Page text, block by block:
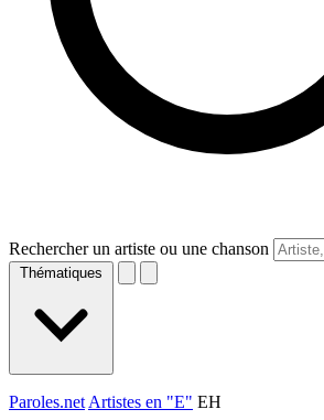
Rechercher un artiste ou une chanson
Thématiques
Paroles.net Artistes en "E" EH